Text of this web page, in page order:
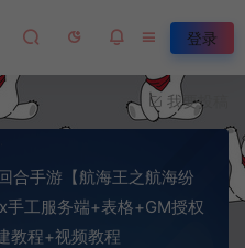
登录
我要投稿
合手游【航海王之航海纷
工服务端+表格+GM授权
教程+视频教程